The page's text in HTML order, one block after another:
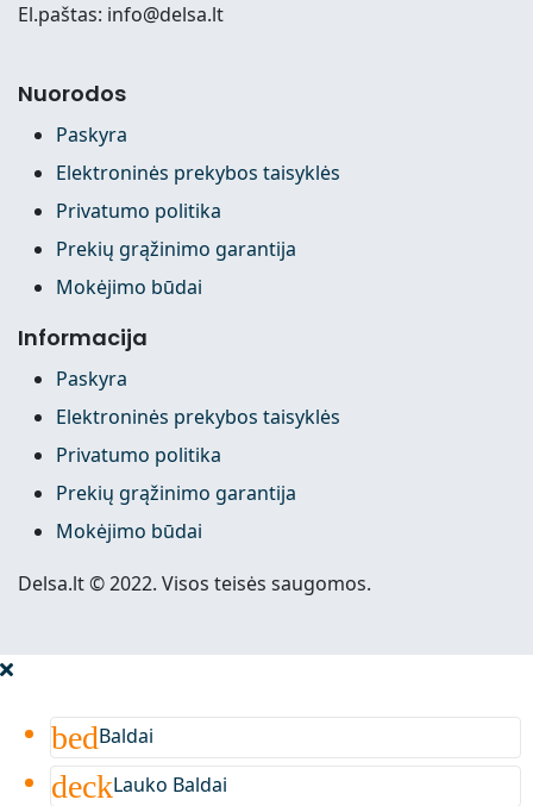
El.paštas: info@delsa.lt
Nuorodos
Paskyra
Elektroninės prekybos taisyklės
Privatumo politika
Prekių grąžinimo garantija
Mokėjimo būdai
Informacija
Paskyra
Elektroninės prekybos taisyklės
Privatumo politika
Prekių grąžinimo garantija
Mokėjimo būdai
Delsa.lt © 2022. Visos teisės saugomos.
bedBaldai
deckLauko Baldai